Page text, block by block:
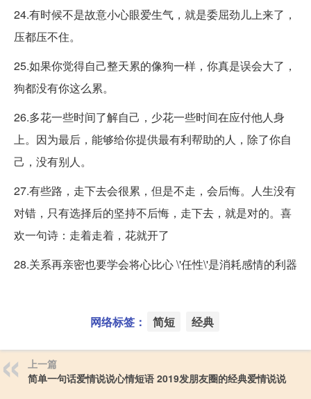
24.有时候不是故意小心眼爱生气，就是委屈劲儿上来了，
压都压不住。 ​​​​
25.如果你觉得自己整天累的像狗一样，你真是误会大了，
狗都没有你这么累。 ​​​​
26.多花一些时间了解自己，少花一些时间在应付他人身
上。因为最后，能够给你提供最有利帮助的人，除了你自
己，没有别人。 ​​​​
27.有些路，走下去会很累，但是不走，会后悔。人生没有
对错，只有选择后的坚持不后悔，走下去，就是对的。喜
欢一句诗：走着走着，花就开了
28.关系再亲密也要学会将心比心 \'任性\'是消耗感情的利器
网络标签： 简短 经典
上一篇
简单一句话爱情说说心情短语 2019发朋友圈的经典爱情说说